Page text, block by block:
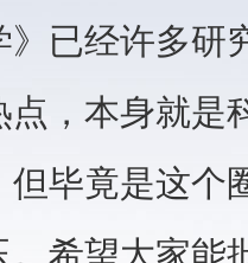
》已经许多
，本身就是
毕竟是这个
希望大家能